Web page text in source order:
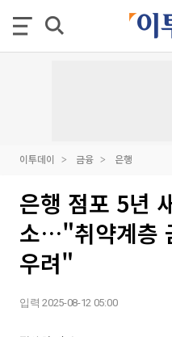
이투데이 금융 은행
은행 점포 5년
소…"취약계층
우려"
입력 2025-08-12 05:00